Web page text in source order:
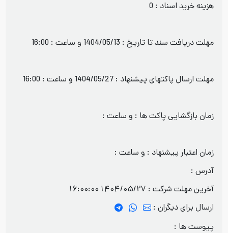
هزینه خرید اسناد : 0
مهلت دریافت سند تا تاریخ : 1404/05/13 و ساعت : 16:00
مهلت ارسال پاکتهای پیشنهاد : 1404/05/27 و ساعت : 16:00
زمان بازگشایی پاکت ها : و ساعت :
زمان اعتبار پیشنهاد : و ساعت :
آدرس :
آخرین مهلت شرکت : 1404/05/27 16:00:00
ارسال برای دیگران :
پیوست ها :